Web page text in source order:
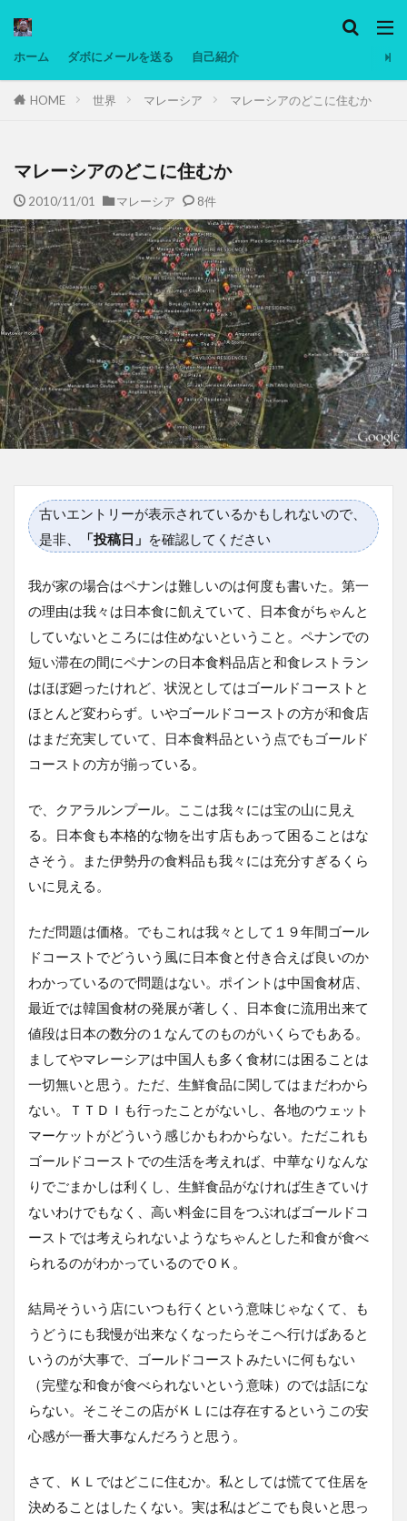
ホーム ダボにメールを送る 自己紹介
HOME 世界 マレーシア マレーシアのどこに住むか
マレーシアのどこに住むか
2010/11/01 マレーシア 8件
古いエントリーが表示されているかもしれないので、
是非、
「投稿日」 を確認してください
我が家の場合はペナンは難しいのは何度も書いた。第一
の理由は我々は日本食に飢えていて、日本食がちゃんと
していないところには住めないということ。ペナンでの
短い滞在の間にペナンの日本食料品店と和食レストラン
はほぼ廻ったけれど、状況としてはゴールドコーストと
ほとんど変わらず。いやゴールドコーストの方が和食店
はまだ充実していて、日本食料品という点でもゴールド
コーストの方が揃っている。
で、クアラルンプール。ここは我々には宝の山に見え
る。日本食も本格的な物を出す店もあって困ることはな
さそう。また伊勢丹の食料品も我々には充分すぎるくら
いに見える。
ただ問題は価格。でもこれは我々として１９年間ゴール
ドコーストでどういう風に日本食と付き合えば良いのか
わかっているので問題はない。ポイントは中国食材店、
最近では韓国食材の発展が著しく、日本食に流用出来て
値段は日本の数分の１なんてのものがいくらでもある。
ましてやマレーシアは中国人も多く食材には困ることは
一切無いと思う。ただ、生鮮食品に関してはまだわから
ない。ＴＴＤＩも行ったことがないし、各地のウェット
マーケットがどういう感じかもわからない。ただこれも
ゴールドコーストでの生活を考えれば、中華なりなんな
りでごまかしは利くし、生鮮食品がなければ生きていけ
ないわけでもなく、高い料金に目をつぶればゴールドコ
ーストでは考えられないようなちゃんとした和食が食べ
られるのがわかっているのでＯＫ。
結局そういう店にいつも行くという意味じゃなくて、も
うどうにも我慢が出来なくなったらそこへ行けばあると
いうのが大事で、ゴールドコーストみたいに何もない
（完璧な和食が食べられないという意味）のでは話にな
らない。そこそこの店がＫＬには存在するというこの安
心感が一番大事なんだろうと思う。
さて、ＫＬではどこに住むか。私としては慌てて住居を
決めることはしたくない。実は私はどこでも良いと思っ
タグ
マレーシア動画
ヨーグルト
備忘録
動画 日本人村社会 脱水シート
検索